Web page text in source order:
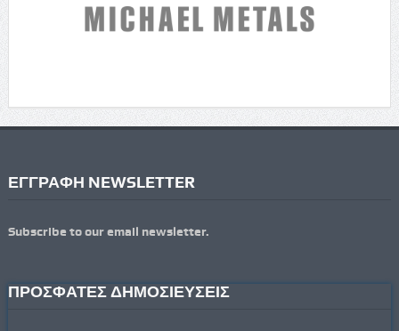
ΕΓΓΡΑΦΗ NEWSLETTER
Subscribe to our email newsletter.
ΠΡΟΣΦΑΤΕΣ ΔΗΜΟΣΙΕΥΣΕΙΣ